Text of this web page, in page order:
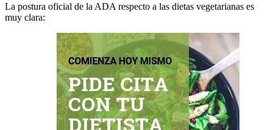
La postura oficial de la ADA respecto a las dietas vegetarianas es
muy clara: